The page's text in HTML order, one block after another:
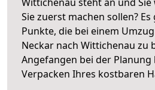
Sie zuerst machen sollen?
Punkte, die bei einem
Neckar nach Wittichenau zu
Angefangen bei der Planung
Verpacken Ihres kostbaren